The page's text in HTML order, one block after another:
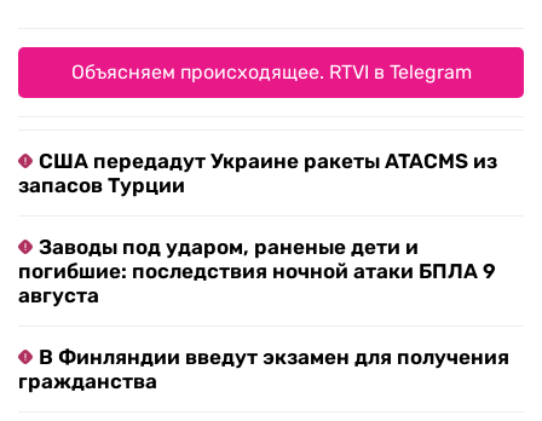
Объясняем происходящее. RTVI в Telegram
США передадут Украине ракеты ATACMS из
запасов Турции
Заводы под ударом, раненые дети и
погибшие: последствия ночной атаки БПЛА 9
августа
В Финляндии введут экзамен для получения
гражданства